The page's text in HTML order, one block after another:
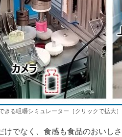
きる咀嚼シミュレーター［クリックで拡大
でなく、食感も食品のおいし